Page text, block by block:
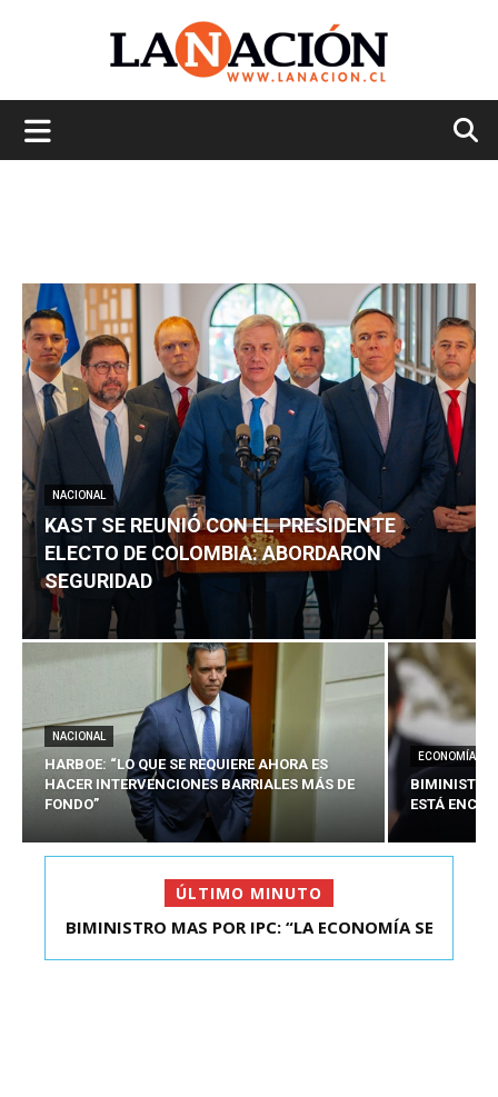
NACIONAL
KAST SE REUNIÓ CON EL PRESIDENTE
ELECTO DE COLOMBIA: ABORDARON
SEGURIDAD
NACIONAL
HARBOE: “LO QUE SE REQUIERE AHORA ES
HACER INTERVENCIONES BARRIALES MÁS DE
FONDO”
ECONOMÍA
BIMINISTRO
ESTÁ
ÚLTIMO MINUTO
KAST SE REUNIÓ CON EL PRESIDENTE ELECTO DE
BIMINISTRO MAS POR IPC: “LA ECONOMÍA SE